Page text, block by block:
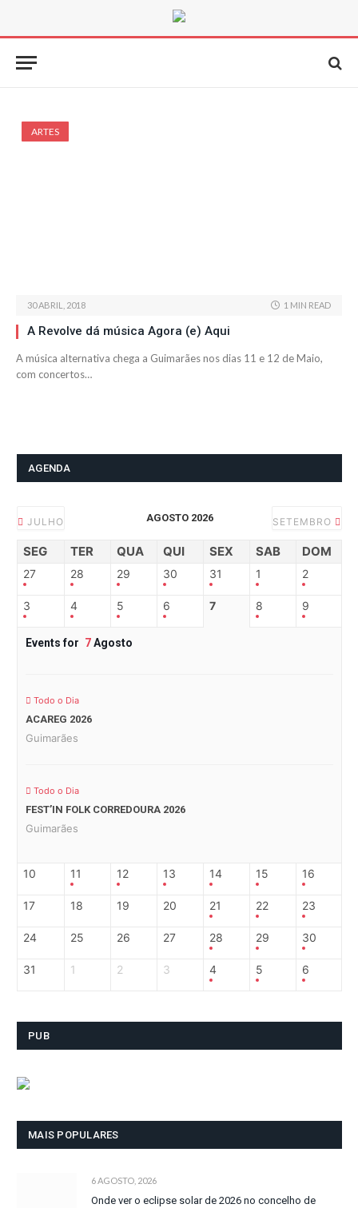
ARTES
30 ABRIL, 2018 1 MIN READ
A Revolve dá música Agora (e) Aqui
A música alternativa chega a Guimarães nos dias 11 e 12 de Maio,
com concertos…
AGENDA
JULHO AGOSTO 2026 SETEMBRO
SEG TER QUA QUI SEX SAB DOM
27 28 29 30 31 1 2
3 4 5 6 7 8 9
Events for 7Agosto
Todo o Dia
ACAREG 2026
Guimarães
Todo o Dia
FEST’IN FOLK CORREDOURA 2026
Guimarães
10 11 12 13 14 15 16
17 18 19 20 21 22 23
24 25 26 27 28 29 30
31 1 2 3 4 5 6
PUB
MAIS POPULARES
6 AGOSTO, 2026
Onde ver o eclipse solar de 2026 no concelho de